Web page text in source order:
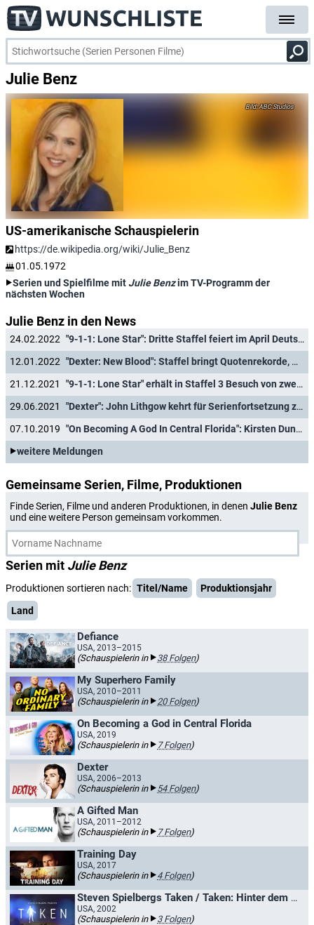
Julie Benz
ABC Studios
US-amerikanische Schauspielerin
https://de.wikipedia.org/wiki/Julie_Benz
01.05.1972
Serien und Spielfilme mit Julie Benzim TV-Programm der
nächsten Wochen
Julie Benz in den News
24.02.2022
"9-1-1: Lone Star": Dritte Staffel feiert im April Deutschlandpremiere
12.01.2022
"Dexter: New Blood": Staffel bringt Quotenrekorde, wirft Frage nach Staffel 2 auf
21.12.2021
"9-1-1: Lone Star" erhält in Staffel 3 Besuch von zwei "Angel"-Stars
29.06.2021
"Dexter": John Lithgow kehrt für Serienfortsetzung zurück
07.10.2019
"On Becoming A God In Central Florida": Kirsten Dunst brilliert in Florida-Noir-Serie
weitere Meldungen
Gemeinsame Serien, Filme, Produktionen
Finde Serien, Filme und anderen Produktionen, in denen Julie Benz
und eine weitere Person gemeinsam vorkommen.
Serien mit Julie Benz
Produktionen sortieren nach: Titel/Name
Produktionsjahr
Land
Defiance
USA, 2013–2015
(Schauspielerin in 38 Folgen)
My Superhero Family
USA, 2010–2011
(Schauspielerin in 20 Folgen)
On Becoming a God in Central Florida
USA, 2019
(Schauspielerin in 7 Folgen)
Dexter
USA, 2006–2013
(Schauspielerin in 54 Folgen)
A Gifted Man
USA, 2011–2012
(Schauspielerin in 7 Folgen)
Training Day
USA, 2017
(Schauspielerin in 4 Folgen)
Steven Spielbergs Taken / Taken: Hinter dem Himmel
USA, 2002
(Schauspielerin in 3 Folgen)